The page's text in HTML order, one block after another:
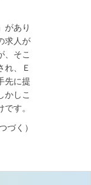
があり
求人が
、そこ
れ、Ｅ
先に提
かしこ
す。
つづく）